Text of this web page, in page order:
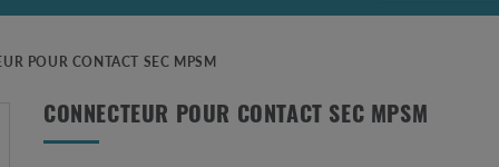
POUR CONTACT SEC MPSM
CONNECTEUR POUR CONTACT SEC MPSM